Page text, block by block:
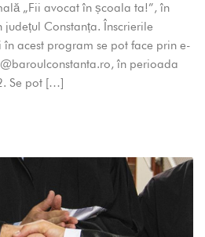
„Fii avocat în școala ta!”, în
Constanța. Înscrierile
acest program se pot face prin e-
în perioada
Se pot […]